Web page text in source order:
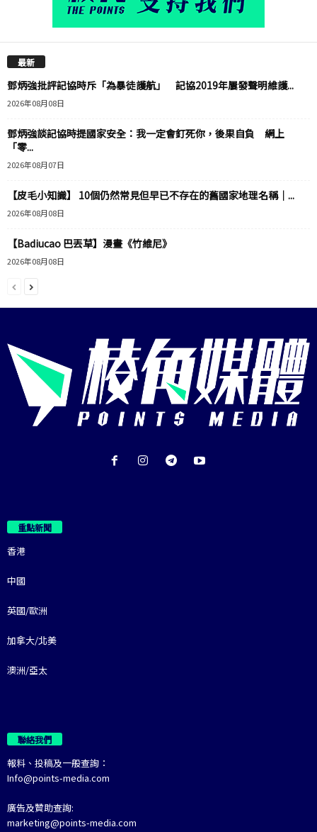
最新
鄧炳強批評記協時斥「為暴徒護航」 記協2019年屢發聲明維護...
2026年08月08日
鄧炳強談記協時提國家安全：我一定會釘死你，後果自負 網上
「零...
2026年08月07日
【皮毛小知識】 10個仍然常見但早已不存在的舊國家地理名稱｜...
2026年08月08日
【Badiucao 巴丟草】漫畫《竹維尼》
2026年08月08日
重點新聞
香港
中國
英國/歐洲
加拿大/北美
澳洲/亞太
聯絡我們
報料、投稿及一般查詢：
Info@points-media.com
廣告及贊助查詢:
marketing@points-media.com